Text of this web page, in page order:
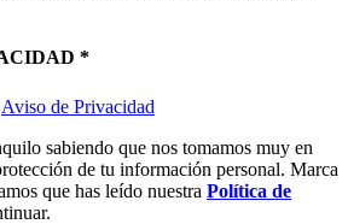
*
Aviso de Privacidad
sabiendo que nos tomamos muy en
de tu información personal. Marca
que has leído nuestra Política de